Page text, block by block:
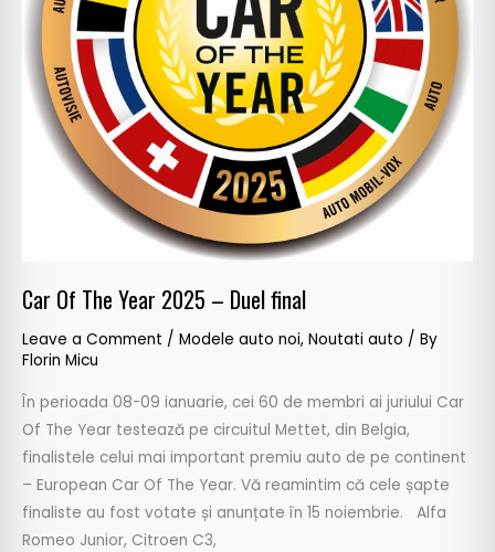
Car Of The Year 2025 – Duel final
Leave a Comment / Modele auto noi, Noutati auto / By
Florin Micu
În perioada 08-09 ianuarie, cei 60 de membri ai juriului Car
Of The Year testează pe circuitul Mettet, din Belgia,
finalistele celui mai important premiu auto de pe continent
– European Car Of The Year. Vă reamintim că cele șapte
finaliste au fost votate și anunțate în 15 noiembrie. Alfa
Romeo Junior, Citroen C3,
final